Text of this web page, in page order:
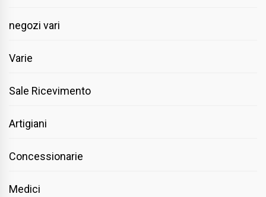
negozi vari
Varie
Sale Ricevimento
Artigiani
Concessionarie
Medici